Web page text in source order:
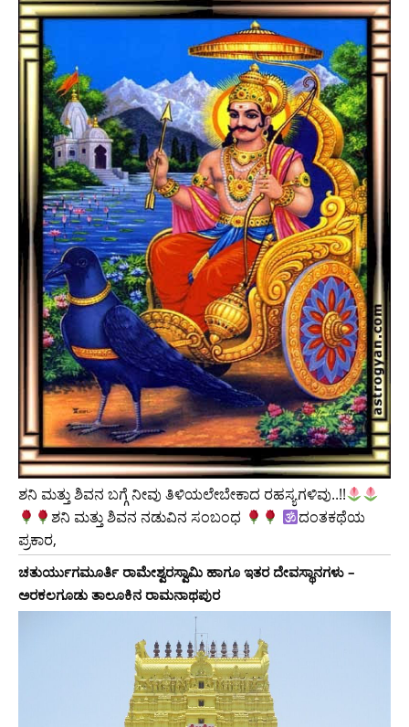
ಶನಿ ಮತ್ತು ಶಿವನ ಬಗ್ಗೆ ನೀವು ತಿಳಿಯಲೇಬೇಕಾದ ರಹಸ್ಯಗಳಿವು..!!
ಶನಿ ಮತ್ತು ಶಿವನ ನಡುವಿನ ಸಂಬಂಧ
ದಂತಕಥೆಯ
ಪ್ರಕಾರ,
ಚತುರ್ಯುಗಮೂರ್ತಿ ರಾಮೇಶ್ವರಸ್ವಾಮಿ ಹಾಗೂ ಇತರ ದೇವಸ್ಥಾನಗಳು –
ಅರಕಲಗೂಡು ತಾಲೂಕಿನ ರಾಮನಾಥಪುರ